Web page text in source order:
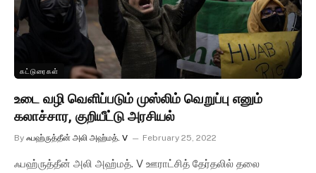
கட்டுரைகள்
உடை வழி வெளிப்படும் முஸ்லிம் வெறுப்பு எனும்
கலாச்சார, குறியீட்டு அரசியல்
By ஃபஹ்ருத்தீன் அலி அஹ்மத். V February 25, 2022
ஃபஹ்ருத்தீன் அலி அஹ்மத். V ஊராட்சித் தேர்தலில் தலை